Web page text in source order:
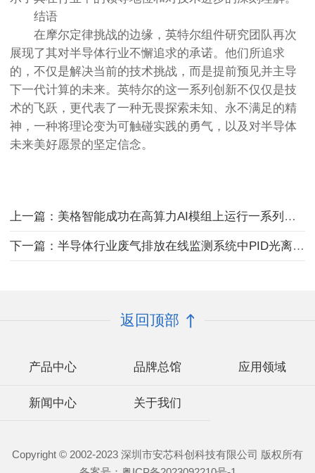
结语
在摩尔定律挑战的边缘，英特尔组件研究团队再次
展现了其对半导体行业不懈追求的承诺。他们所追求
的，不仅是解决当前的技术挑战，而是提前预见并主导
下一代计算的未来。英特尔的这一系列创新不仅仅是技
术的飞跃，更代表了一种无畏探索未知、永不满足的精
神，一种将理论变为可触碰实践的勇气，以及对半导体
未来美好愿景的坚定信念。
上一篇：美格智能成功在高算力AI模组上运行一系列大语言模型
下一篇：半导体行业废气排放在线监测系统中PID光离子气体传感器的应用
返回顶部
产品中心 品牌总馆 应用领域
新闻中心 关于我们
Copyright © 2002-2023 深圳市安芯科创科技有限公司 版权所有